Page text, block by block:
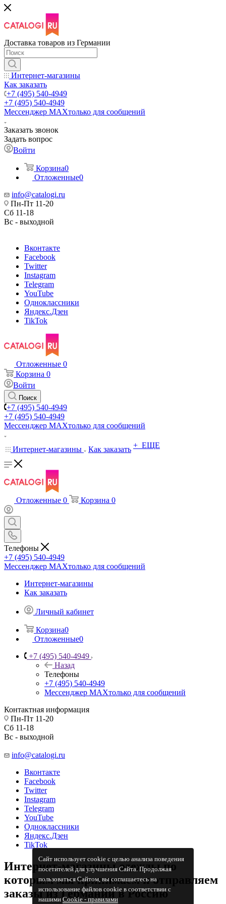
Сайт использует cookie с целью анализа поведения
посетителей для улучшения Сайта. Продолжая
пользоваться Сайтом, вы соглашаетесь на
использование файлов cookie в соответствии с
нашимиCookiе - правилами
Доставка товаров из Германии
Интернет-магазины
Как заказать
+7 (495) 540-4949
+7 (495) 540-4949
Мессенджер МАХтолько для сообщений
Заказать звонок
Задать вопрос
Войти
Корзина0
Отложенные0
info@catalogi.ru
Пн-Пт 11-20
Сб 11-18
Вс - выходной
Вконтакте
Facebook
Twitter
Instagram
Telegram
YouTube
Одноклассники
Яндекс.Дзен
TikTok
Отложенные 0
Корзина 0
Войти
Поиск
+7 (495) 540-4949
+7 (495) 540-4949
Мессенджер МАХтолько для сообщений
Интернет-магазины Как заказать + ЕЩЕ
Отложенные 0 Корзина 0
Телефоны
+7 (495) 540-4949
Мессенджер МАХтолько для сообщений
Интернет-магазины
Как заказать
Личный кабинет
Корзина0
Отложенные0
+7 (495) 540-4949
Назад
Телефоны
+7 (495) 540-4949
Мессенджер МАХтолько для сообщений
Контактная информация
Пн-Пт 11-20
Сб 11-18
Вс - выходной
info@catalogi.ru
Вконтакте
Facebook
Twitter
Instagram
Telegram
YouTube
Одноклассники
Яндекс.Дзен
TikTok
Интернет-магазины одежды по
которым мы принимаем и отправляем
заказы из Германии в Россию